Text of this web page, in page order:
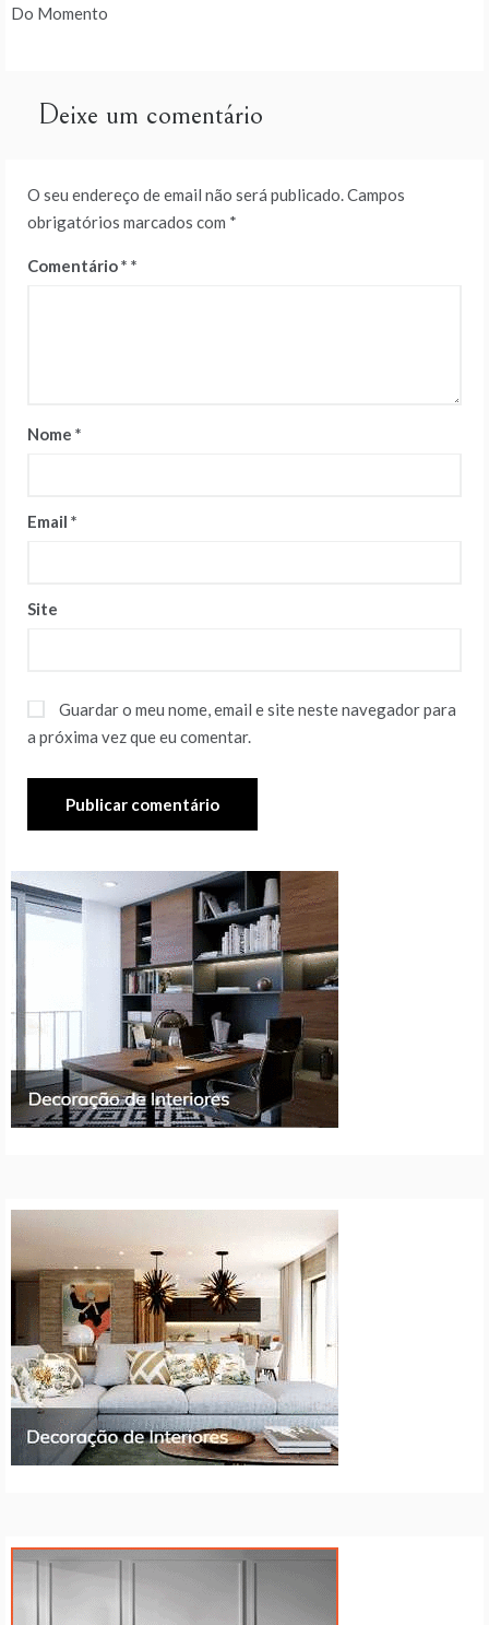
de
Do Momento
Deixe um comentário
O seu endereço de email não será publicado.Campos
obrigatórios marcados com *
Comentário*
Nome *
Email *
Site
Guardar o meu nome, email e site neste navegador para
a próxima vez que eu comentar.